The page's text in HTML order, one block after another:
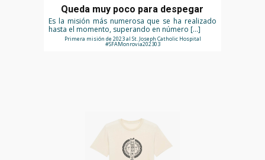
Queda muy poco para despegar
Es la misión más numerosa que se ha realizado
hasta el momento, superando en número […]
Primera misión de 2023 al St. Joseph Catholic Hospital
#SFAMonrovia202303